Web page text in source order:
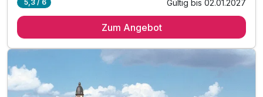
4 x Frühstücksbuffet davon 1 x für Langschläfer
inkl. festliches Abendessen & Mitternachtssack
1 x Sekt zum Anstoßen & kleines Feuerwerk
2 x Abendessen im Rahmen der Halbpension
5,3 / 6 Gültig bis 02.01.2027
Zum Angebot